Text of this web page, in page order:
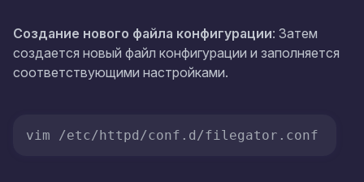
Создание нового файла конфигурации: Затем
создается новый файл конфигурации и заполняется
соответствующими настройками.
vim /etc/httpd/conf.d/filegator.conf